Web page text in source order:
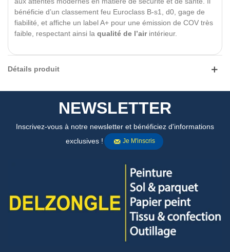
bénéficie d’un classement feu Euroclass B-s1, d0, gage de
fiabilité, et affiche un label A+ pour une émission de COV très
faible, respectant ainsi la qualité de l’airintérieur.
Détails produit
NEWSLETTER
Inscrivez-vous à notre newsletter et bénéficiez d'informations
exclusives !
Je M'inscris